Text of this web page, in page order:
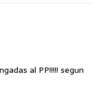
al PP!!!!! segun